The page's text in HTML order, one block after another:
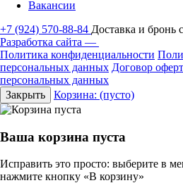
Вакансии
+7 (924) 570-88-84 Доставка и бронь
Разработка сайта —
Политика конфиденциальности
персональных данных Договор
персональных данных
Закрыть
Корзина: (пусто)
Ваша корзина пуста
Исправить это просто: выберите в
нажмите кнопку «В корзину»